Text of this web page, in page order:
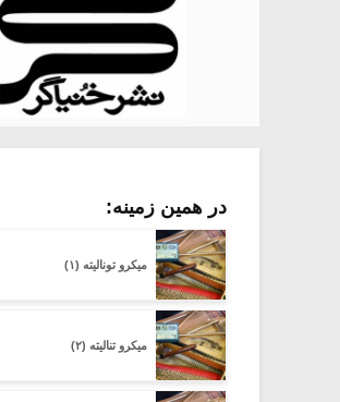
در همین زمینه:
میکرو تونالیته (۱)
میکرو تنالیته (۲)